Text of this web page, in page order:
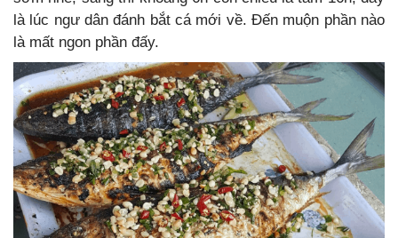
là lúc ngư dân đánh bắt cá mới về. Đến muộn phần nào
là mất ngon phần đấy.